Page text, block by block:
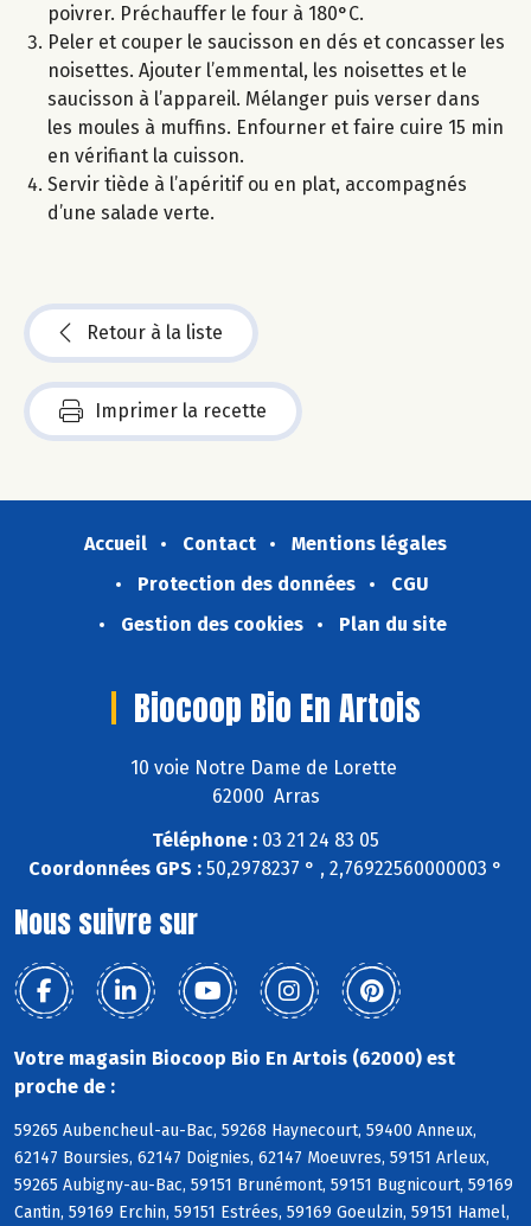
poivrer. Préchauffer le four à 180°C.
Peler et couper le saucisson en dés et concasser les
noisettes. Ajouter l’emmental, les noisettes et le
saucisson à l’appareil. Mélanger puis verser dans
les moules à muffins. Enfourner et faire cuire 15 min
en vérifiant la cuisson.
Servir tiède à l’apéritif ou en plat, accompagnés
d’une salade verte.
Retour à la liste
Imprimer la recette
Accueil Contact
Mentions légales
Protection des données
CGU
Gestion des cookies
Plan du site
Biocoop Bio En Artois
10 voie Notre Dame de Lorette
62000 Arras
Téléphone : 03 21 24 83 05
Coordonnées GPS : 50,2978237 ° , 2,76922560000003 °
Nous suivre sur
Votre magasin Biocoop Bio En Artois (62000) est
proche de :
59265 Aubencheul-au-Bac, 59268 Haynecourt, 59400 Anneux,
62147 Boursies, 62147 Doignies, 62147 Moeuvres, 59151 Arleux,
59265 Aubigny-au-Bac, 59151 Brunémont, 59151 Bugnicourt, 59169
Cantin, 59169 Erchin, 59151 Estrées, 59169 Goeulzin, 59151 Hamel,